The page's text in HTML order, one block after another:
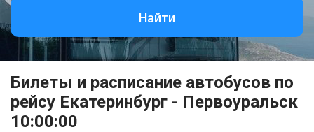
Найти
Билеты и расписание автобусов по
рейсу Екатеринбург - Первоуральск
10:00:00